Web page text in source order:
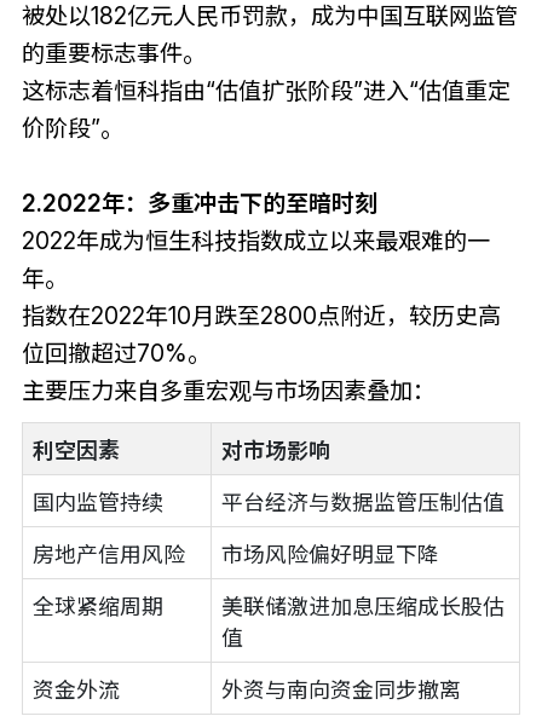
被处以182亿元人民币罚款，成为中国互联网监管
的重要标志事件。
这标志着恒科指由“估值扩张阶段”进入“估值重定
价阶段”。
2.2022年：多重冲击下的至暗时刻
2022年成为恒生科技指数成立以来最艰难的一
年。
指数在2022年10月跌至2800点附近，较历史高
位回撤超过70%。
主要压力来自多重宏观与市场因素叠加：
利空因素 对市场影响
国内监管持续 平台经济与数据监管压制估值
房地产信用风险 市场风险偏好明显下降
全球紧缩周期
美联储激进加息压缩成长股估
值
资金外流 外资与南向资金同步撤离